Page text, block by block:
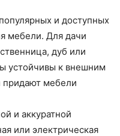
и доступных
мебели. Для дачи
дуб или
устойчивы к внешним
придают мебели
и аккуратной
или электрическая